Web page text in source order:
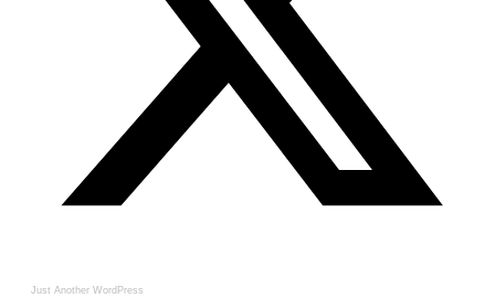
Just Another WordPress